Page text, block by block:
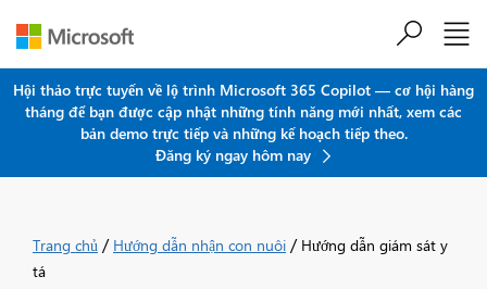
Hội thảo trực tuyến về lộ trình Microsoft 365 Copilot — cơ hội hàng
tháng để bạn được cập nhật những tính năng mới nhất, xem các
bản demo trực tiếp và những kế hoạch tiếp theo.
Đăng ký ngay hôm nay
Trang chủ / Hướng dẫn nhận con nuôi / Hướng dẫn giám sát y
tá